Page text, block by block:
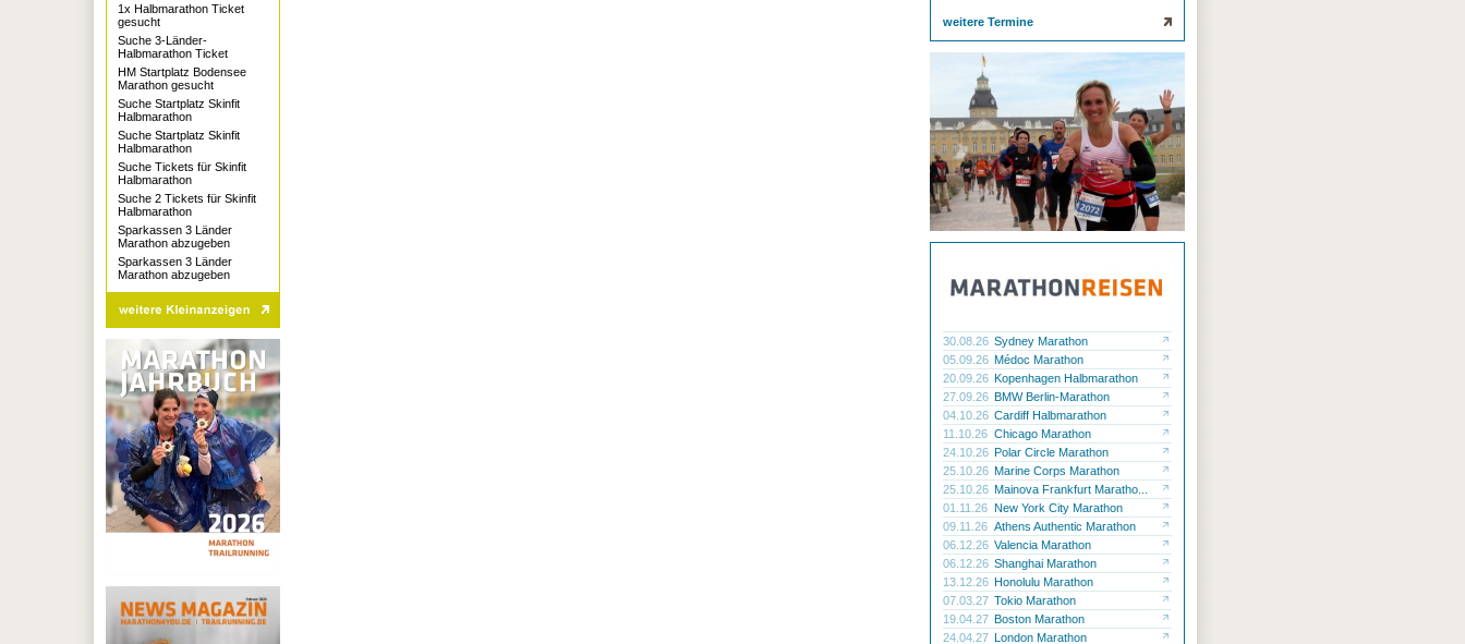
weitere Termine
30.08.26 Sydney Marathon
05.09.26 Médoc Marathon
20.09.26 Kopenhagen Halbmarathon
27.09.26 BMW Berlin-Marathon
04.10.26 Cardiff Halbmarathon
11.10.26 Chicago Marathon
24.10.26 Polar Circle Marathon
25.10.26 Marine Corps Marathon
25.10.26 Mainova Frankfurt Maratho...
01.11.26 New York City Marathon
09.11.26 Athens Authentic Marathon
06.12.26 Valencia Marathon
06.12.26 Shanghai Marathon
13.12.26 Honolulu Marathon
07.03.27 Tokio Marathon
19.04.27 Boston Marathon
24.04.27 London Marathon
1x Halbmarathon Ticket
gesucht
Suche 3-Länder-
Halbmarathon Ticket
HM Startplatz Bodensee
Marathon gesucht
Suche Startplatz Skinfit
Halbmarathon
Suche Startplatz Skinfit
Halbmarathon
Suche Tickets für Skinfit
Halbmarathon
Suche 2 Tickets für Skinfit
Halbmarathon
Sparkassen 3 Länder
Marathon abzugeben
Sparkassen 3 Länder
Marathon abzugeben